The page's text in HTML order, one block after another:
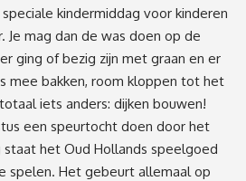
kindermiddag voor kinderen
Je mag dan de was doen op de
ging of bezig zijn met graan en er
mee bakken, room kloppen tot het
iets anders: dijken bouwen!
een speurtocht doen door het
staat het Oud Hollands speelgoed
spelen. Het gebeurt allemaal op